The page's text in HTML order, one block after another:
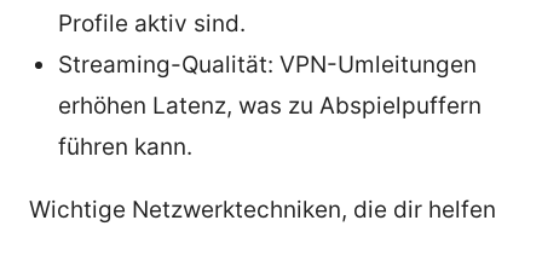
Profile aktiv sind.
Streaming-Qualität: VPN-Umleitungen
erhöhen Latenz, was zu Abspielpuffern
führen kann.
Wichtige Netzwerktechniken, die dir helfen